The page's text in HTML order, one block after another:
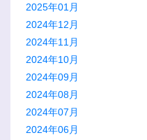
2025年01月
2024年12月
2024年11月
2024年10月
2024年09月
2024年08月
2024年07月
2024年06月